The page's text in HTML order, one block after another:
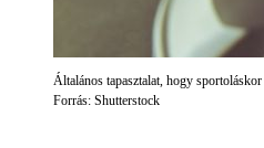
Általános tapasztalat, hogy
Forrás: Shutterstock